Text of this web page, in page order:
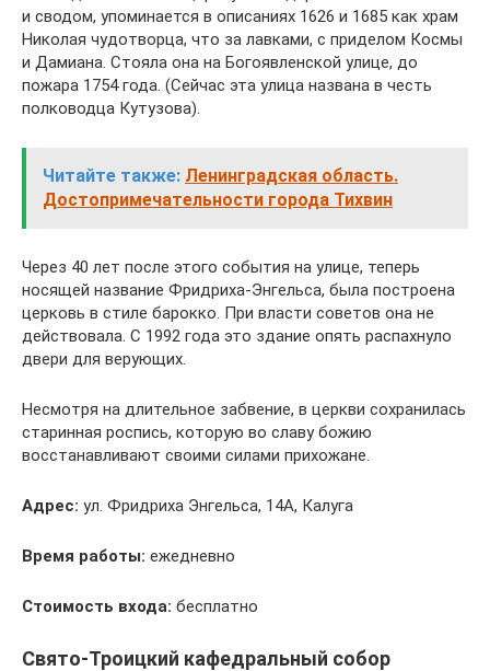
и сводом, упоминается в описаниях 1626 и 1685 как храм
Николая чудотворца, что за лавками, с приделом Космы
и Дамиана. Стояла она на Богоявленской улице, до
пожара 1754 года. (Сейчас эта улица названа в честь
полководца Кутузова).
Читайте также: Ленинградская область.
Достопримечательности города Тихвин
Через 40 лет после этого события на улице, теперь
носящей название Фридриха-Энгельса, была построена
церковь в стиле барокко. При власти советов она не
действовала. С 1992 года это здание опять распахнуло
двери для верующих.
Несмотря на длительное забвение, в церкви сохранилась
старинная роспись, которую во славу божию
восстанавливают своими силами прихожане.
Адрес: ул. Фридриха Энгельса, 14А, Калуга
Время работы: ежедневно
Стоимость входа: бесплатно
Свято-Троицкий кафедральный собор